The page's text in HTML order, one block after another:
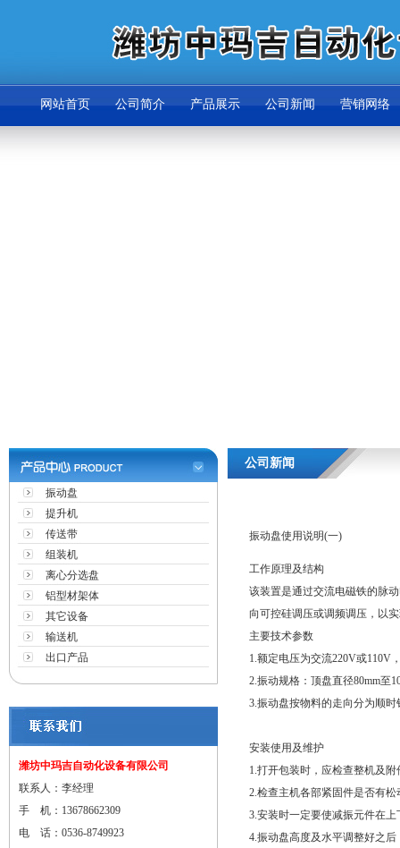
网站首页 公司简介 产品展示 公司新闻 营销网络
振动盘
提升机
传送带
组装机
离心分选盘
铝型材架体
其它设备
输送机
出口产品
潍坊中玛吉自动化设备有限公司
联系人：李经理
手 机：13678662309
电 话：0536-8749923
公司新闻
振动盘使用说明(一)
工作原理及结构
该装置是通过交流电磁铁的脉
向可控硅调压或调频调压，以
主要技术参数
1.额定电压为交流220V或110V
2.振动规格：顶盘直径80mm至
3.振动盘按物料的走向分为顺
安装使用及维护
1.打开包装时，应检查整机及
2.检查主机各部紧固件是否有松
3.安装时一定要使减振元件在
4.振动盘高度及水平调整好之